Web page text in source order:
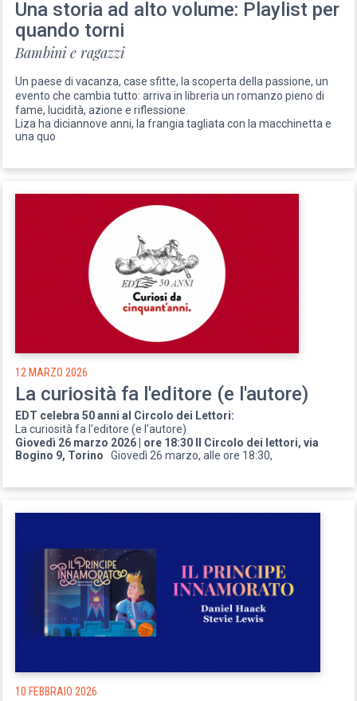
Una storia ad alto volume: Playlist per
quando torni
Bambini e ragazzi
Un paese di vacanza, case sfitte, la scoperta della passione, un
evento che cambia tutto: arriva in libreria un romanzo pieno di
fame, lucidità, azione e riflessione.
Liza ha diciannove anni, la frangia tagliata con la macchinetta e
una quo
12 MARZO 2026
La curiosità fa l'editore (e l'autore)
EDT celebra 50 anni al Circolo dei Lettori:
La curiosità fa l'editore (e l'autore)
Giovedì 26 marzo 2026 | ore 18:30 Il Circolo dei lettori, via
Bogino 9, Torino Giovedì 26 marzo, alle ore 18:30,
10 FEBBRAIO 2026